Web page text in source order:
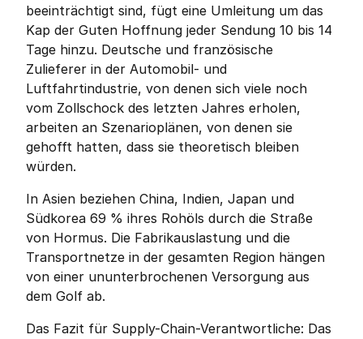
beeinträchtigt sind, fügt eine Umleitung um das
Kap der Guten Hoffnung jeder Sendung 10 bis 14
Tage hinzu. Deutsche und französische
Zulieferer in der Automobil- und
Luftfahrtindustrie, von denen sich viele noch
vom Zollschock des letzten Jahres erholen,
arbeiten an Szenarioplänen, von denen sie
gehofft hatten, dass sie theoretisch bleiben
würden.
In Asien beziehen China, Indien, Japan und
Südkorea 69 % ihres Rohöls durch die Straße
von Hormus. Die Fabrikauslastung und die
Transportnetze in der gesamten Region hängen
von einer ununterbrochenen Versorgung aus
dem Golf ab.
Das Fazit für Supply-Chain-Verantwortliche: Das